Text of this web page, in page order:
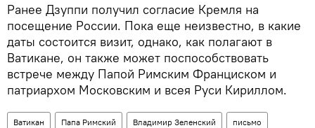
Ранее Дзуппи получил согласие Кремля на
посещение России. Пока еще неизвестно, в какие
даты состоится визит, однако, как полагают в
Ватикане, он также может поспособствовать
встрече между Папой Римским Франциском и
патриархом Московским и всея Руси Кириллом.
Ватикан Папа Римский Владимир Зеленский письмо